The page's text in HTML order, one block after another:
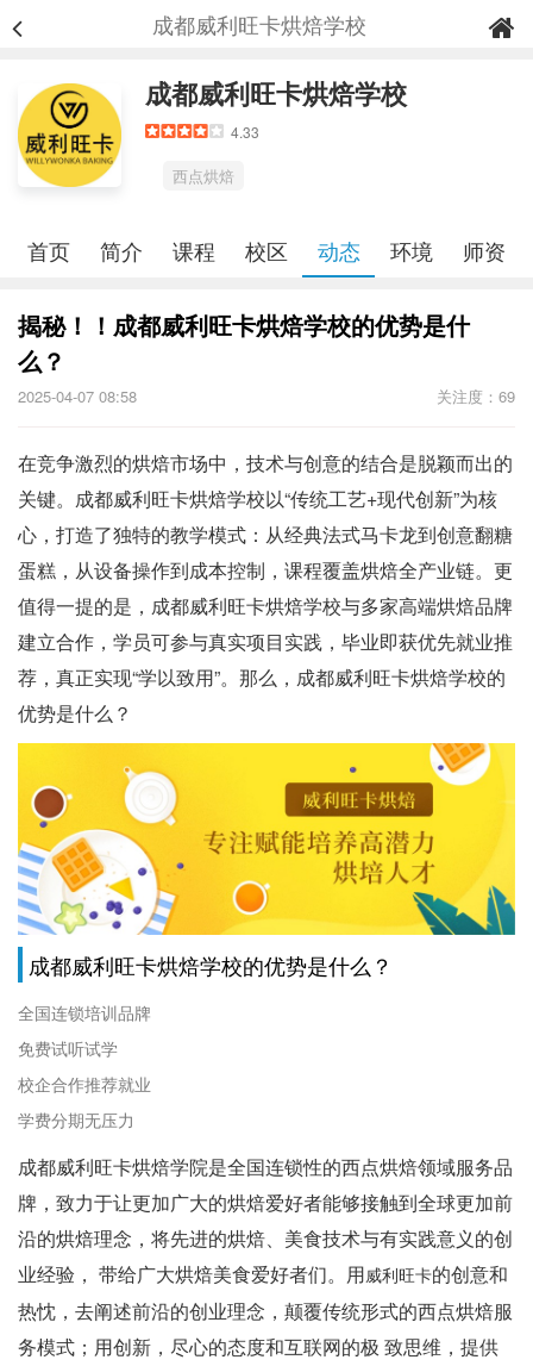
成都威利旺卡烘焙学校
成都威利旺卡烘焙学校
4.33
西点烘焙
首页 简介 课程 校区 动态 环境 师资
揭秘！！成都威利旺卡烘焙学校的优势是什
么？
2025-04-07 08:58 关注度：69
在竞争激烈的烘焙市场中，技术与创意的结合是脱颖而出的
关键。成都威利旺卡烘焙学校以“传统工艺+现代创新”为核
心，打造了独特的教学模式：从经典法式马卡龙到创意翻糖
蛋糕，从设备操作到成本控制，课程覆盖烘焙全产业链。更
值得一提的是，成都威利旺卡烘焙学校与多家高端烘焙品牌
建立合作，学员可参与真实项目实践，毕业即获优先就业推
荐，真正实现“学以致用”。那么，成都威利旺卡烘焙学校的
优势是什么？
成都威利旺卡烘焙学校的优势是什么？
全国连锁培训品牌
免费试听试学
校企合作推荐就业
学费分期无压力
成都威利旺卡烘焙学院是全国连锁性的西点烘焙领域服务品
牌，致力于让更加广大的烘焙爱好者能够接触到全球更加前
沿的烘焙理念，将先进的烘焙、美食技术与有实践意义的创
业经验， 带给广大烘焙美食爱好者们。用威利旺卡的创意和
热忱，去阐述前沿的创业理念，颠覆传统形式的西点烘焙服
务模式；用创新，尽心的态度和互联网的极 致思维，提供